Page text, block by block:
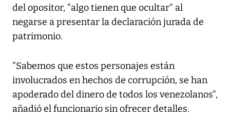
del opositor, "algo tienen que ocultar" al
negarse a presentar la declaración jurada de
patrimonio.
"Sabemos que estos personajes están
involucrados en hechos de corrupción, se han
apoderado del dinero de todos los venezolanos",
añadió el funcionario sin ofrecer detalles.